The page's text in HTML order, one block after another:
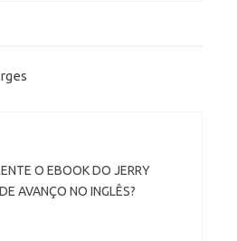
O EBOOK DO JERRY
AVANÇO NO INGLÊS?